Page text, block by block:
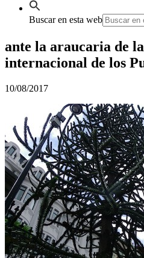
Buscar en esta web
ante la araucaria de
internacional de los
10/08/2017